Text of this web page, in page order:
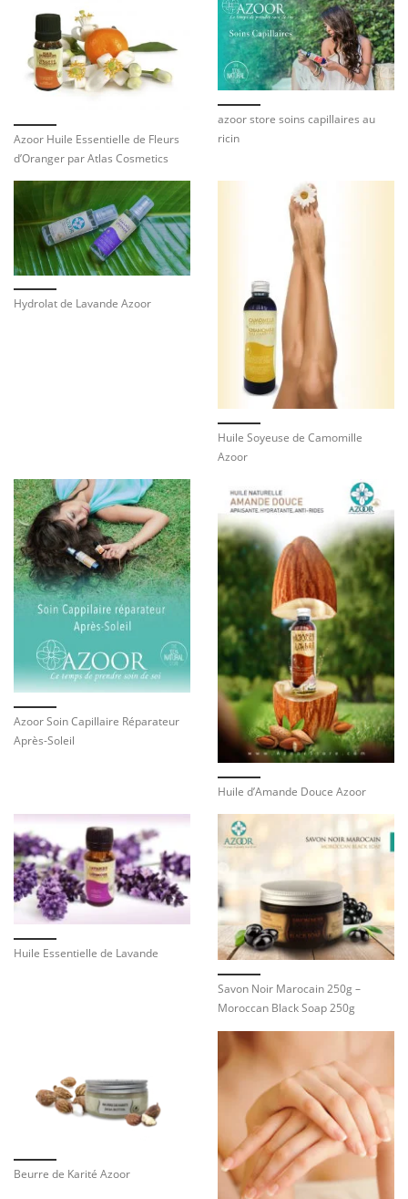
Azoor Huile Essentielle de Fleurs
d’Oranger par Atlas Cosmetics
azoor store soins capillaires au
ricin
Hydrolat de Lavande Azoor
Huile Soyeuse de Camomille
Azoor
Azoor Soin Capillaire Réparateur
Après-Soleil
Huile d’Amande Douce Azoor
Huile Essentielle de Lavande
Savon Noir Marocain 250g –
Moroccan Black Soap 250g
Beurre de Karité Azoor